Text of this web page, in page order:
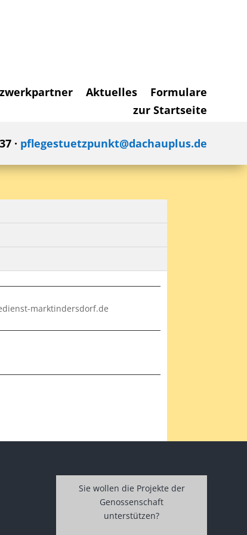
Aktuelles
Formulare
zur Startseite
· pflegestuetzpunkt@dachauplus.de
marktindersdorf.de
Sie wollen die Projekte der
Genossenschaft
unterstützen?